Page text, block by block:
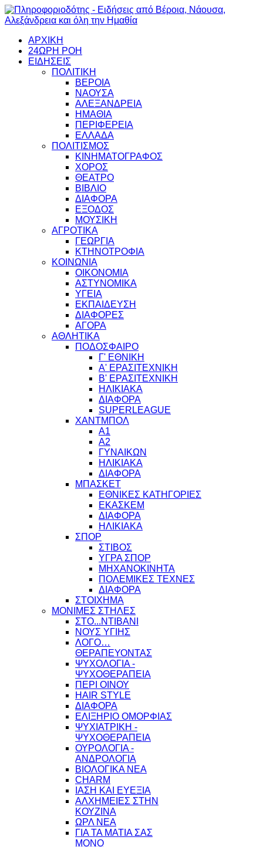
ΑΡΧΙΚΗ
24ΩΡΗ ΡΟΗ
ΕΙΔΗΣΕΙΣ
ΠΟΛΙΤΙΚΗ
ΒΕΡΟΙΑ
ΝΑΟΥΣΑ
ΑΛΕΞΑΝΔΡΕΙΑ
ΗΜΑΘΙΑ
ΠΕΡΙΦΕΡΕΙΑ
ΕΛΛΑΔΑ
ΠΟΛΙΤΙΣΜΟΣ
ΚΙΝΗΜΑΤΟΓΡΑΦΟΣ
ΧΟΡΟΣ
ΘΕΑΤΡΟ
ΒΙΒΛΙΟ
ΔΙΑΦΟΡΑ
ΕΞΟΔΟΣ
ΜΟΥΣΙΚΗ
ΑΓΡΟΤΙΚΑ
ΓΕΩΡΓΙΑ
ΚΤΗΝΟΤΡΟΦΙΑ
ΚΟΙΝΩΝΙΑ
ΟΙΚΟΝΟΜΙΑ
ΑΣΤΥΝΟΜΙΚΑ
ΥΓΕΙΑ
ΕΚΠΑΙΔΕΥΣΗ
ΔΙΑΦΟΡΕΣ
ΑΓΟΡΑ
ΑΘΛΗΤΙΚΑ
ΠΟΔΟΣΦΑΙΡΟ
Γ' ΕΘΝΙΚΗ
Α' ΕΡΑΣΙΤΕΧΝΙΚΗ
Β' ΕΡΑΣΙΤΕΧΝΙΚΗ
ΗΛΙΚΙΑΚΑ
ΔΙΑΦΟΡΑ
SUPERLEAGUE
ΧΑΝΤΜΠΟΛ
Α1
Α2
ΓΥΝΑΙΚΩΝ
ΗΛΙΚΙΑΚΑ
ΔΙΑΦΟΡΑ
ΜΠΑΣΚΕΤ
ΕΘΝΙΚΕΣ ΚΑΤΗΓΟΡΙΕΣ
ΕΚΑΣΚΕΜ
ΔΙΑΦΟΡΑ
ΗΛΙΚΙΑΚΑ
ΣΠΟΡ
ΣΤΙΒΟΣ
ΥΓΡΑ ΣΠΟΡ
ΜΗΧΑΝΟΚΙΝΗΤΑ
ΠΟΛΕΜΙΚΕΣ ΤΕΧΝΕΣ
ΔΙΑΦΟΡΑ
ΣΤΟΙΧΗΜΑ
ΜΟΝΙΜΕΣ ΣΤΗΛΕΣ
ΣΤΟ...ΝΤΙΒΑΝΙ
ΝΟΥΣ ΥΓΙΗΣ
ΛΟΓΟ…
ΘΕΡΑΠΕΥΟΝΤΑΣ
ΨΥΧΟΛΟΓΙΑ -
ΨΥΧΟΘΕΡΑΠΕΙΑ
ΠΕΡΙ ΟΙΝΟΥ
HAIR STYLE
ΔΙΑΦΟΡΑ
ΕΛΙΞΗΡΙΟ ΟΜΟΡΦΙΑΣ
ΨΥΧΙΑΤΡΙΚΗ -
ΨΥΧΟΘΕΡΑΠΕΙΑ
ΟΥΡΟΛΟΓΙΑ -
ΑΝΔΡΟΛΟΓΙΑ
ΒΙΟΛΟΓΙΚΑ ΝΕΑ
CHARM
ΙΑΣΗ ΚΑΙ ΕΥΕΞΙΑ
ΑΛΧΗΜΕΙΕΣ ΣΤΗΝ
ΚΟΥΖΙΝΑ
ΩΡΛ ΝEA
ΓΙΑ ΤΑ ΜΑΤΙΑ ΣΑΣ
ΜΟΝΟ